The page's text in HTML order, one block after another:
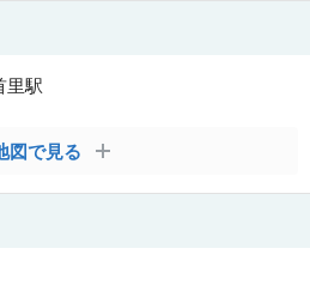
里駅
図で見る